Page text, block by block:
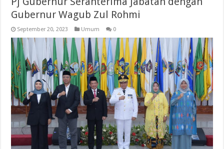
Gubernur Wagub Zul Rohmi
September 20, 2023 Umum 0